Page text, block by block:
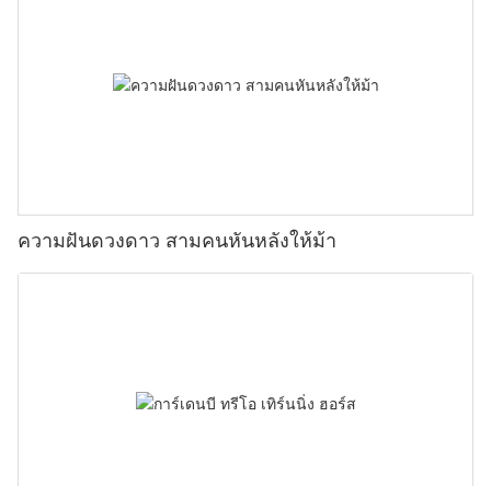
ความฝันดวงดาว สามคนหันหลังให้ม้า